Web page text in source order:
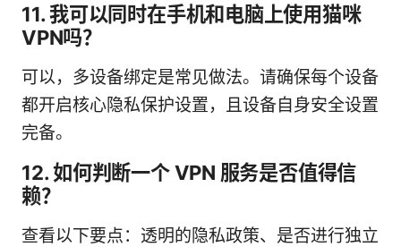
11. 我可以同时在手机和电脑上使用猫咪
VPN吗？
可以，多设备绑定是常见做法。请确保每个设备
都开启核心隐私保护设置，且设备自身安全设置
完备。
12. 如何判断一个 VPN 服务是否值得信
赖？
查看以下要点：透明的隐私政策、是否进行独立